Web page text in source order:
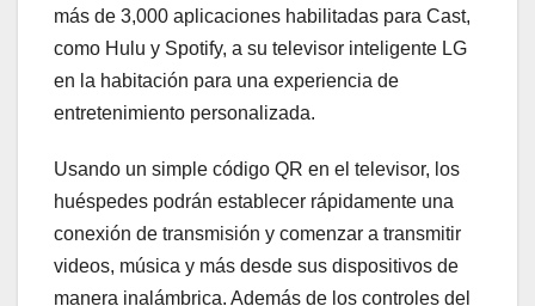
más de 3,000 aplicaciones habilitadas para Cast,
como Hulu y Spotify, a su televisor inteligente LG
en la habitación para una experiencia de
entretenimiento personalizada.
Usando un simple código QR en el televisor, los
huéspedes podrán establecer rápidamente una
conexión de transmisión y comenzar a transmitir
videos, música y más desde sus dispositivos de
manera inalámbrica. Además de los controles del